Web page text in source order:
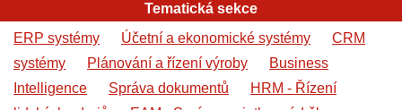
Tematická sekce
ERP systémy
Účetní a ekonomické systémy
CRM
systémy
Plánování a řízení výroby
Business
Intelligence
Správa dokumentů
HRM - Řízení